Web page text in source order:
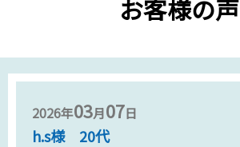
お客様の声
2026年03月07日
h.s様 20代